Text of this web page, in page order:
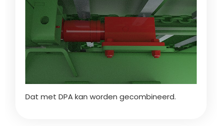
Dat met DPA kan worden gecombineerd.